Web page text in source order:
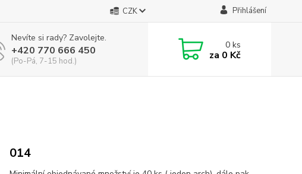
CZK Přihlášení
Nevíte si rady? Zavolejte.
+420 770 666 450
(Po-Pá, 7-15 hod.)
0ks
za 0 Kč
014